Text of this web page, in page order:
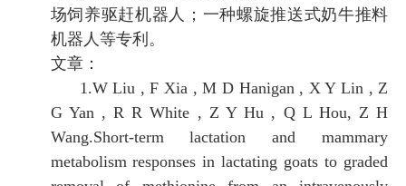
场饲养驱赶机器人；一种螺旋推送式奶牛推料
机器人等专利。
文章：
1.W Liu , F Xia , M D Hanigan , X Y Lin , Z
G Yan , R R White , Z Y Hu , Q L Hou, Z H
Wang.Short-term lactation and mammary
metabolism responses in lactating goats to graded